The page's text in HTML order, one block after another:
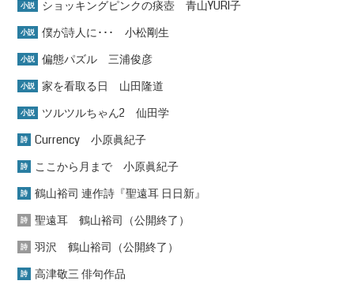
小説 ショッキングピンクの痰壺 青山YURI子
小説 僕が詩人に･･･ 小松剛生
小説 偏態パズル 三浦俊彦
小説 家を看取る日 山田隆道
小説 ツルツルちゃん2 仙田学
詩 Currency 小原眞紀子
詩 ここから月まで 小原眞紀子
詩 鶴山裕司 連作詩『聖遠耳 日日新』
詩 聖遠耳 鶴山裕司（公開終了）
詩 羽沢 鶴山裕司（公開終了）
詩 高津敬三 俳句作品